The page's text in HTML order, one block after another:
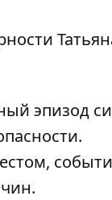
эпизод